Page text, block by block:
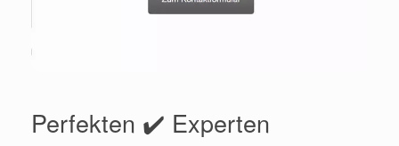
Perfekten ✔️ Experten